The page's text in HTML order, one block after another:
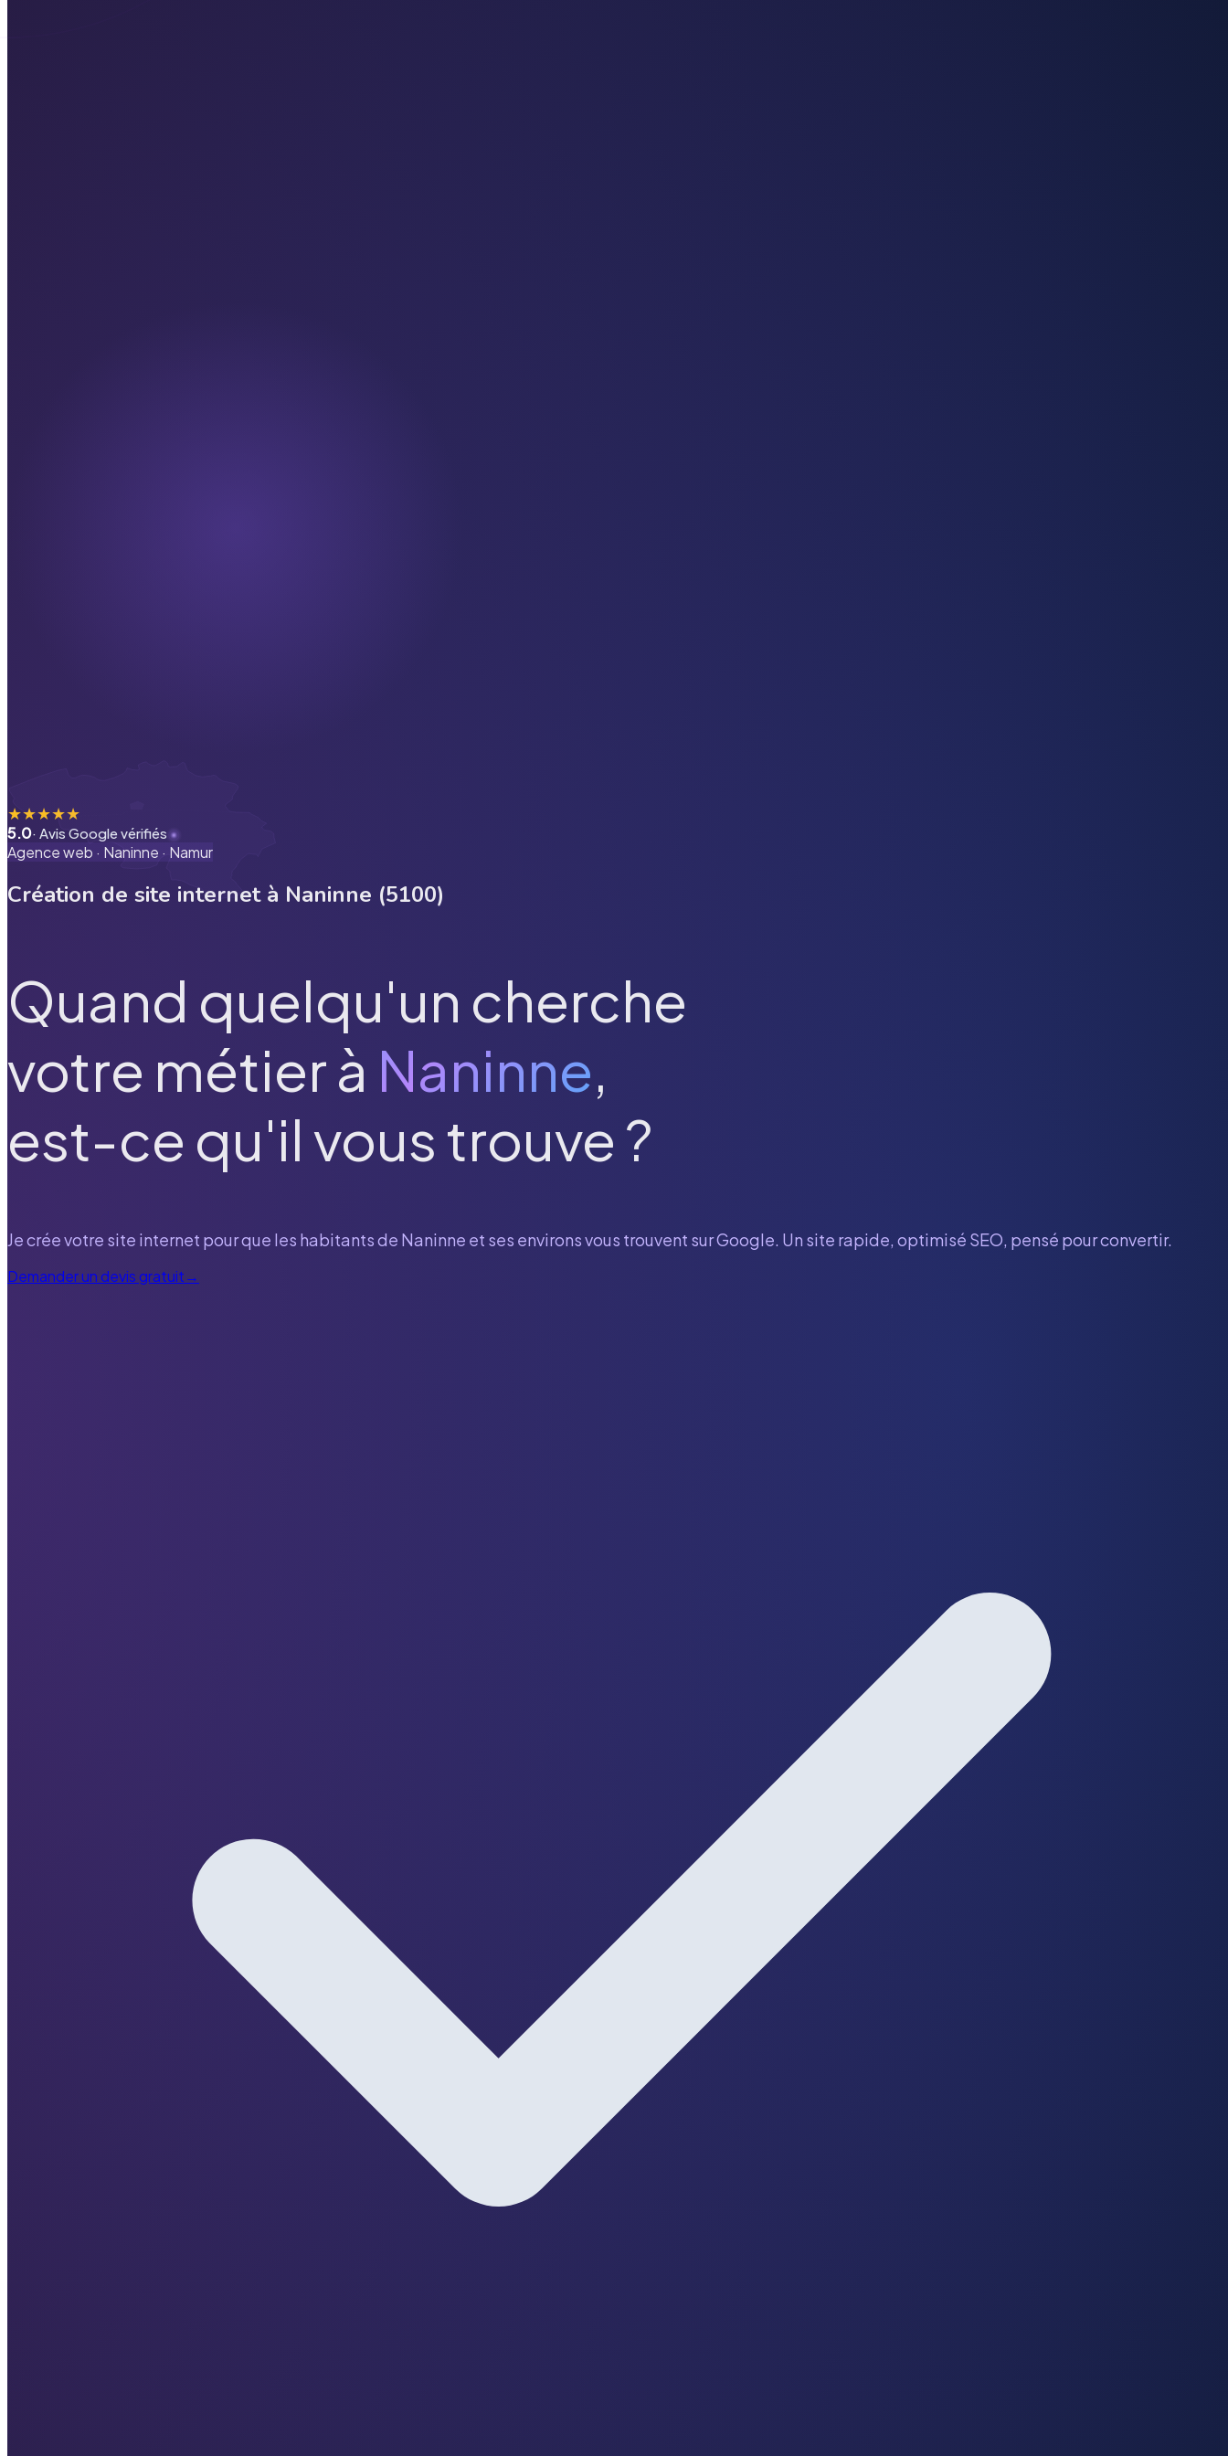
★★★★★
5.0· Avis Google vérifiés
Agence web · Naninne · Namur
Création de site internet à Naninne (5100)
Quand quelqu'un cherche
votre métier à Naninne,
est-ce qu'il vous trouve ?
Je crée votre site internet pour que les habitants de Naninne et ses environs vous trouvent sur Google. Un site rapide, optimisé SEO, pensé pour convertir.
Demander un devis gratuit→